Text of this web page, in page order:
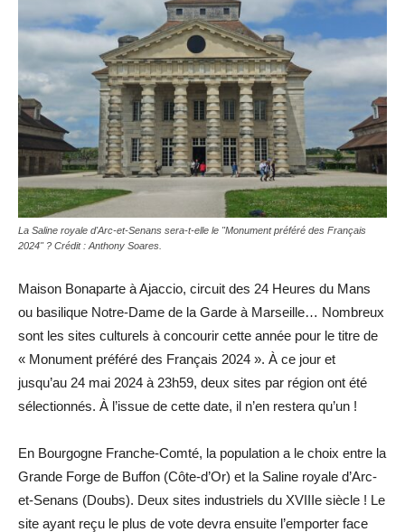
La Saline royale d'Arc-et-Senans sera-t-elle le "Monument préféré des Français
2024" ? Crédit : Anthony Soares.
Maison Bonaparte à Ajaccio, circuit des 24 Heures du Mans
ou basilique Notre-Dame de la Garde à Marseille… Nombreux
sont les sites culturels à concourir cette année pour le titre de
« Monument préféré des Français 2024 ». À ce jour et
jusqu’au 24 mai 2024 à 23h59, deux sites par région ont été
sélectionnés. À l’issue de cette date, il n’en restera qu’un !
En Bourgogne Franche-Comté, la population a le choix entre la
Grande Forge de Buffon (Côte-d’Or) et la Saline royale d’Arc-
et-Senans (Doubs). Deux sites industriels du XVIIIe siècle ! Le
site ayant reçu le plus de vote devra ensuite l’emporter face